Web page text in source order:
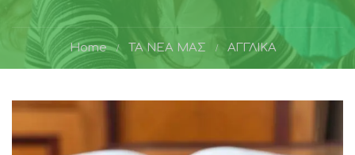
Home ΤΑ ΝΕΑ ΜΑΣ ΑΓΓΛΙΚΑ